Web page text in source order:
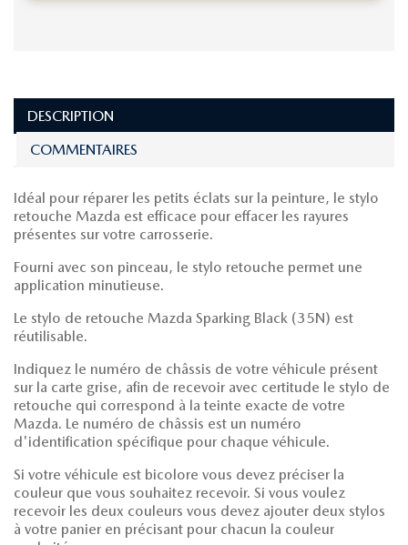
DESCRIPTION
COMMENTAIRES
Idéal pour réparer les petits éclats sur la peinture, le stylo
retouche Mazda est efficace pour effacer les rayures
présentes sur votre carrosserie.
Fourni avec son pinceau, le stylo retouche permet une
application minutieuse.
Le stylo de retouche Mazda Sparking Black (35N) est
réutilisable.
Indiquez le numéro de châssis de votre véhicule présent
sur la carte grise, afin de recevoir avec certitude le stylo de
retouche qui correspond à la teinte exacte de votre
Mazda. Le numéro de châssis est un numéro
d'identification spécifique pour chaque véhicule.
Si votre véhicule est bicolore vous devez préciser la
couleur que vous souhaitez recevoir. Si vous voulez
recevoir les deux couleurs vous devez ajouter deux stylos
à votre panier en précisant pour chacun la couleur